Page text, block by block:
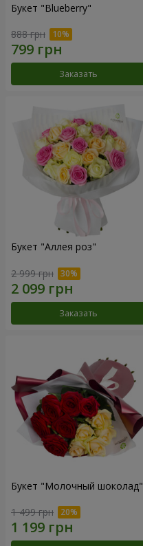
Букет "Blueberry"
888 грн
Заказать
Букет "Аллея роз"
2 999 грн
Заказать
Букет "Молочный шоколад"
1 499 грн